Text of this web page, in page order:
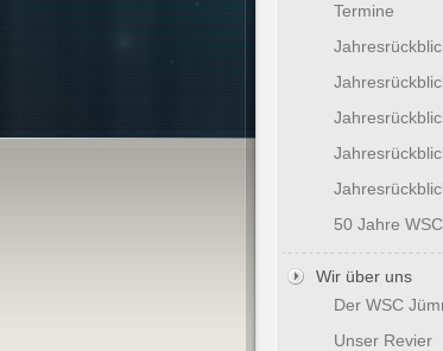
Termine
50 Jahre
Wir über uns
Der WSC
Unser Revier